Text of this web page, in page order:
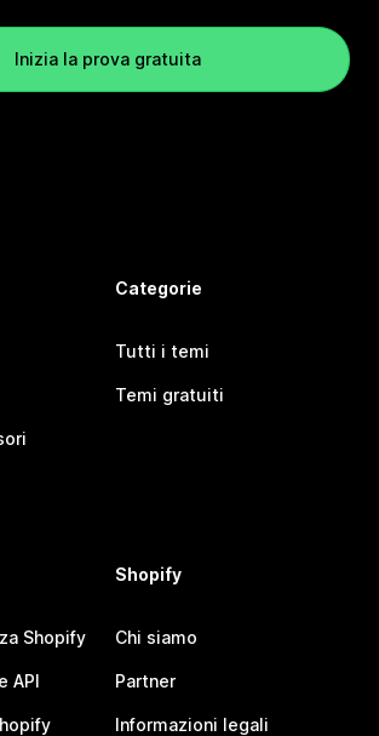
Inizia la prova gratuita
Categorie
Tutti i temi
Temi gratuiti
Shopify
API
Shopify
Chi siamo
Partner
Informazioni legali